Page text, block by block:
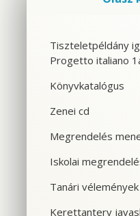
SPANYOL
CILS
Tiszteletpéldány
Progetto italiano
Könyvkatalógus
Zenei cd
Megrendelés
Iskolai
Tanári vélemények
Kerettanterv